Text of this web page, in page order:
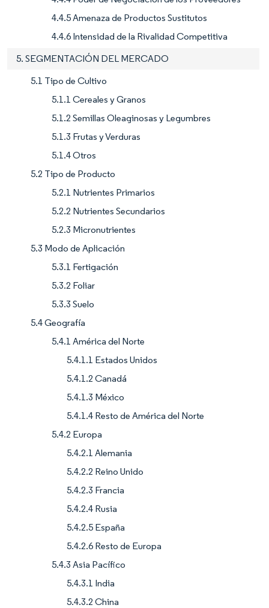
4.4.5 Amenaza de Productos Sustitutos
4.4.6 Intensidad de la Rivalidad Competitiva
5. SEGMENTACIÓN DEL MERCADO
5.1 Tipo de Cultivo
5.1.1 Cereales y Granos
5.1.2 Semillas Oleaginosas y Legumbres
5.1.3 Frutas y Verduras
5.1.4 Otros
5.2 Tipo de Producto
5.2.1 Nutrientes Primarios
5.2.2 Nutrientes Secundarios
5.2.3 Micronutrientes
5.3 Modo de Aplicación
5.3.1 Fertigación
5.3.2 Foliar
5.3.3 Suelo
5.4 Geografía
5.4.1 América del Norte
5.4.1.1 Estados Unidos
5.4.1.2 Canadá
5.4.1.3 México
5.4.1.4 Resto de América del Norte
5.4.2 Europa
5.4.2.1 Alemania
5.4.2.2 Reino Unido
5.4.2.3 Francia
5.4.2.4 Rusia
5.4.2.5 España
5.4.2.6 Resto de Europa
5.4.3 Asia Pacífico
5.4.3.1 India
5.4.3.2 China